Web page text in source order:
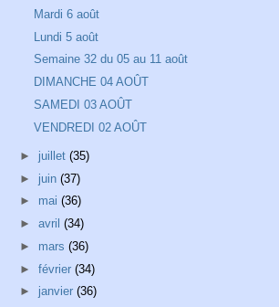
Mardi 6 août
Lundi 5 août
Semaine 32 du 05 au 11 août
DIMANCHE 04 AOÛT
SAMEDI 03 AOÛT
VENDREDI 02 AOÛT
► juillet (35)
► juin (37)
► mai (36)
► avril (34)
► mars (36)
► février (34)
► janvier (36)